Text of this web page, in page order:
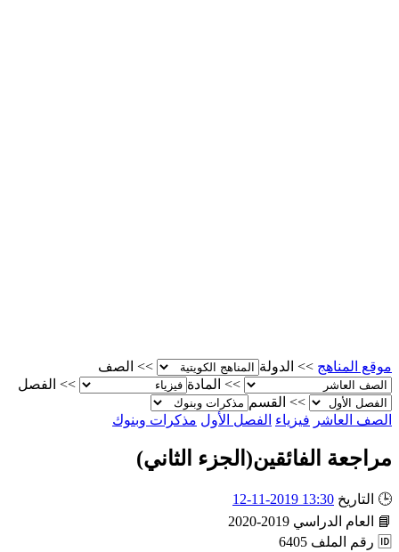
موقع المناهج >> الدولة >>
الصف
>>
المادة >>
الفصل
>>
القسم
الصف العاشر فيزياء الفصل الأول مذكرات وبنوك
مراجعة الفائقين(الجزء الثاني)
🕒 التاريخ 13:30 2019-11-12
📘
العام الدراسي 2019-2020
🆔 رقم الملف 6405